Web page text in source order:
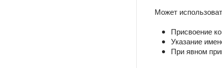
Может
Присвоение
Указание
При явном